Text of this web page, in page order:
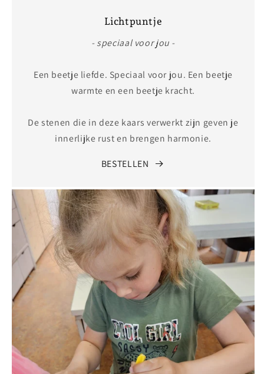
Lichtpuntje
- speciaal voor jou -
Een beetje liefde. Speciaal voor jou. Een beetje
warmte en een beetje kracht.
De stenen die in deze kaars verwerkt zijn geven je
innerlijke rust en brengen harmonie.
BESTELLEN